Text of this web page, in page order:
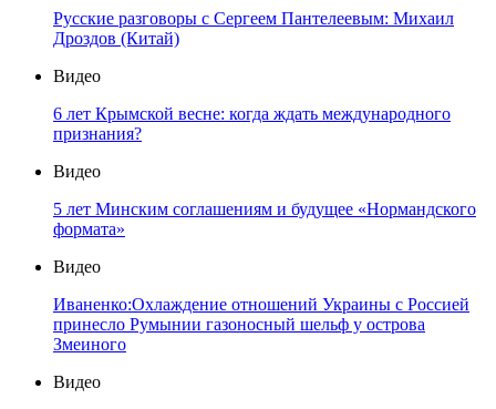
Русские разговоры с Сергеем Пантелеевым: Михаил
Дроздов (Китай)
Видео
6 лет Крымской весне: когда ждать международного
признания?
Видео
5 лет Минским соглашениям и будущее «Нормандского
формата»
Видео
Иваненко:Охлаждение отношений Украины с Россией
принесло Румынии газоносный шельф у острова
Змеиного
Видео